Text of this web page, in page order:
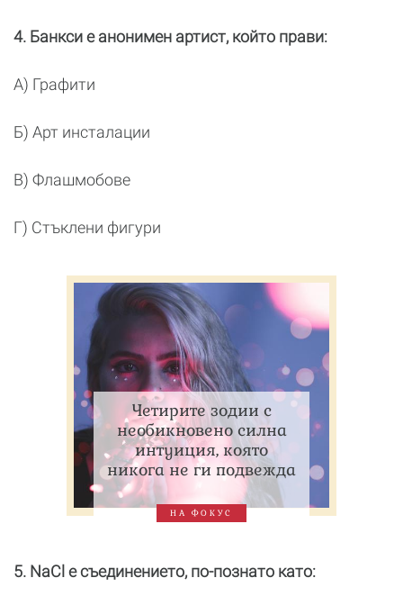
4. Банкси е анонимен артист, който прави:
А) Графити
Б) Арт инсталации
В) Флашмобове
Г) Стъклени фигури
Четирите зодии с
необикновено силна
интуиция, която
никога не ги подвежда
НА ФОКУС
5. NaCl е съединението, по-познато като: